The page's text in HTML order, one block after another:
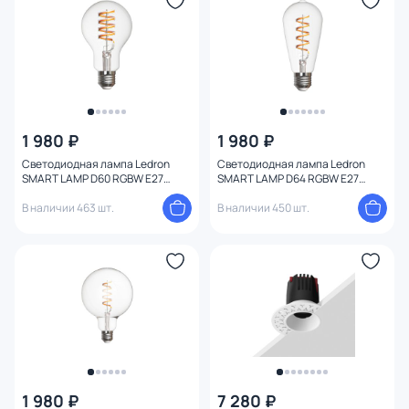
1 980 ₽
Светодиодная лампа Ledron
SMART LAMP D60 RGBW E27
В наличии 463 шт.
1 980 ₽
Светодиодная лампа Ledron
SMART LAMP D64 RGBW E27
В наличии 450 шт.
1 980 ₽ 7 280 ₽